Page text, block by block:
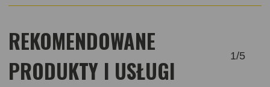
REKOMENDOWANE
PRODUKTY I USŁUGI
1/5